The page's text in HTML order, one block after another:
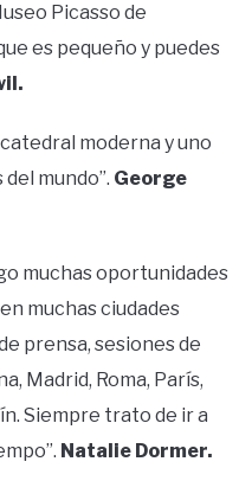
Picasso de
es pequeño y puedes
moderna y uno
mundo”. George
muchas oportunidades
muchas ciudades
prensa, sesiones de
Madrid, Roma, París,
Siempre trato de ir a
Natalie Dormer.